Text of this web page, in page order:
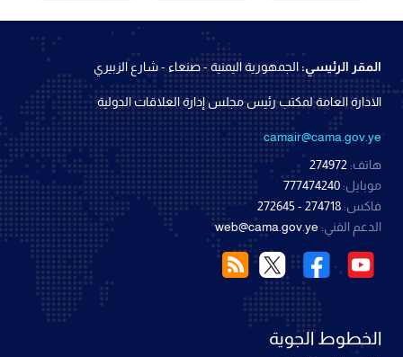
المقر الرئيسي:الجمهورية اليمنية - صنعاء - شارع الزبيري
الادارة العامة لمكتب رئيس مجلس إدارة العلاقات الدولية
camair@cama.gov.ye
هاتف: 274972
موبايل: 777474240
فاكس: 274718 - 272645
الدعم الفني: web@cama.gov.ye
الخطوط الجوية